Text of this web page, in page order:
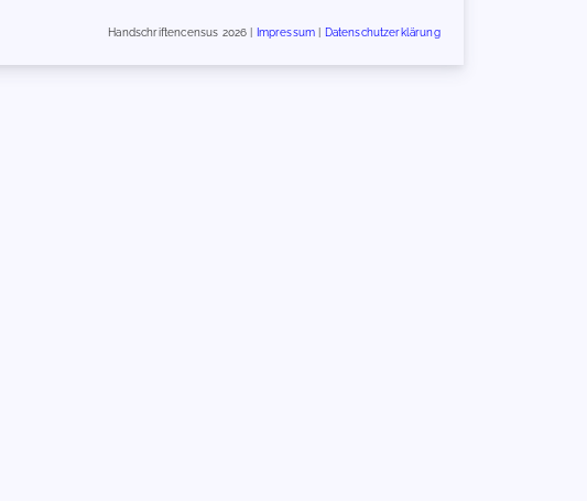
Handschriftencensus 2026 | Impressum Datenschutzerklärung